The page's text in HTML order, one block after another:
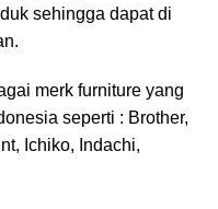
sehingga dapat di
merk furniture yang
seperti : Brother,
Ichiko, Indachi,